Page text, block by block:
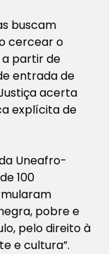
buscam
cercear o
a partir de
entrada de
acerta
explícita de
Uneafro-
100
pobre e
pelo direito à
e cultura”.